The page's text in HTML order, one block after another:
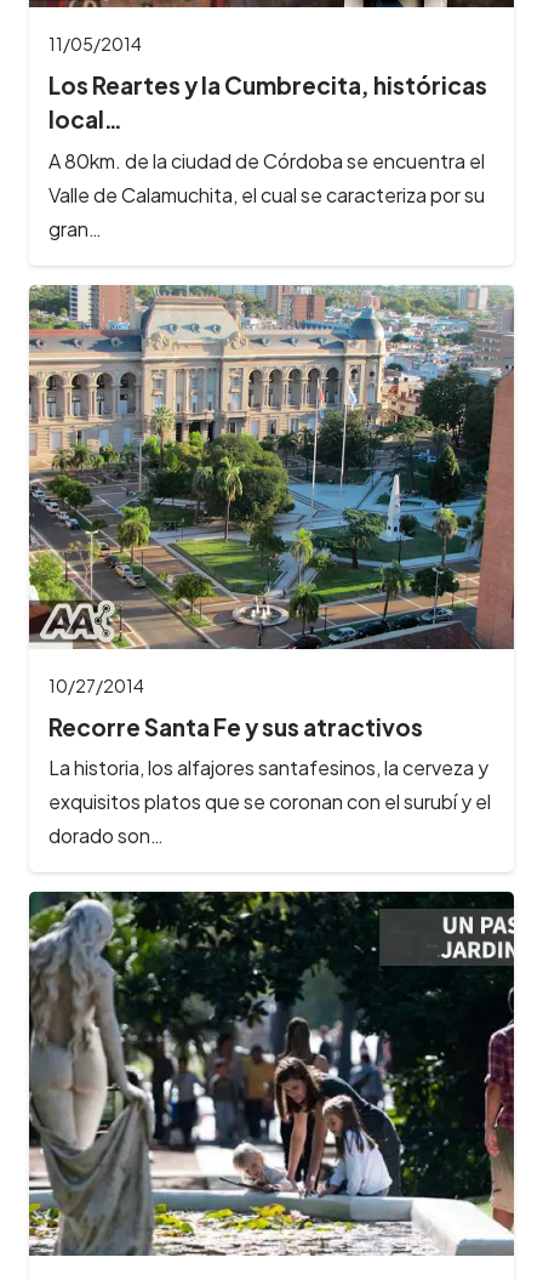
11/05/2014
Los Reartes y la Cumbrecita, históricas
local…
A 80km. de la ciudad de Córdoba se encuentra el
Valle de Calamuchita, el cual se caracteriza por su
gran…
10/27/2014
Recorre Santa Fe y sus atractivos
La historia, los alfajores santafesinos, la cerveza y
exquisitos platos que se coronan con el surubí y el
dorado son…